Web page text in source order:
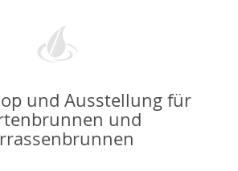
und Ausstellung für
und